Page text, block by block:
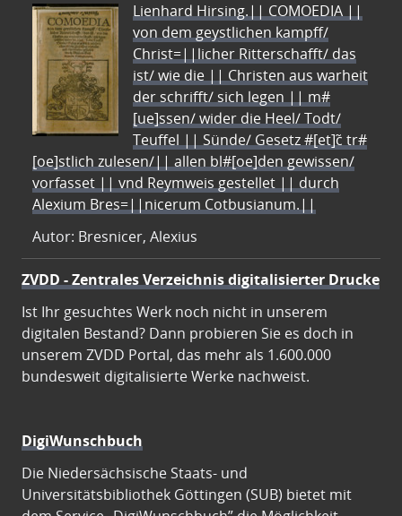
Lienhard Hirsing.|| COMOEDIA ||
von dem geystlichen kampff/
Christ=||licher Ritterschafft/ das
ist/ wie die || Christen aus warheit
der schrifft/ sich legen || m#
[ue]ssen/ wider die Heel/ Todt/
Teuffel || Sünde/ Gesetz #[et]c̃ tr#
[oe]stlich zulesen/|| allen bl#[oe]den gewissen/
vorfasset || vnd Reymweis gestellet || durch
Alexium Bres=||nicerum Cotbusianum.||
Autor: Bresnicer, Alexius
ZVDD - Zentrales Verzeichnis digitalisierter Drucke
Ist Ihr gesuchtes Werk noch nicht in unserem
digitalen Bestand? Dann probieren Sie es doch in
unserem ZVDD Portal, das mehr als 1.600.000
bundesweit digitalisierte Werke nachweist.
DigiWunschbuch
Die Niedersächsische Staats- und
Universitätsbibliothek Göttingen (SUB) bietet mit